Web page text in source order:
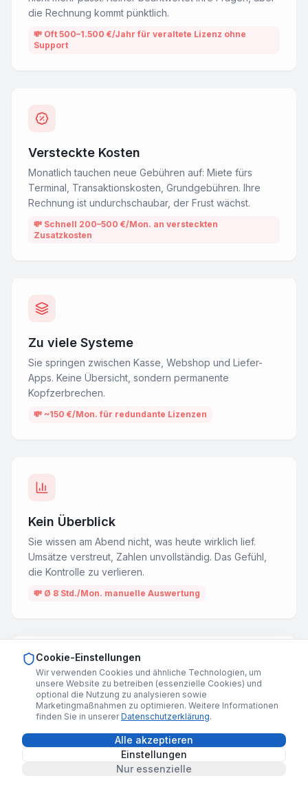
Cookie-Einstellungen
Wir verwenden Cookies und ähnliche Technologien, um
unsere Website zu betreiben (essenzielle Cookies) und
optional die Nutzung zu analysieren sowie
Marketingmaßnahmen zu optimieren. Weitere Informationen
finden Sie in unserer Datenschutzerklärung.
Alle akzeptieren
Einstellungen
Nur essenzielle
die Rechnung kommt pünktlich.
💸 Oft 500–1.500 €/Jahr für veraltete Lizenz ohne
Support
Versteckte Kosten
Monatlich tauchen neue Gebühren auf: Miete fürs
Terminal, Transaktionskosten, Grundgebühren. Ihre
Rechnung ist undurchschaubar, der Frust wächst.
💸 Schnell 200–500 €/Mon. an versteckten
Zusatzkosten
Zu viele Systeme
Sie springen zwischen Kasse, Webshop und Liefer-
Apps. Keine Übersicht, sondern permanente
Kopfzerbrechen.
💸 ~150 €/Mon. für redundante Lizenzen
Kein Überblick
Sie wissen am Abend nicht, was heute wirklich lief.
Umsätze verstreut, Zahlen unvollständig. Das Gefühl,
die Kontrolle zu verlieren.
💸 Ø 8 Std./Mon. manuelle Auswertung
Tablet-Chaos
Drei Geräte an der Theke, drei verschiedene Signale.
Ihr Team sucht ständig nach der richtigen Bestellung,
während Gäste warten.
Ø 5–10 Std./Mon. Mehrarbeit durch manuelles